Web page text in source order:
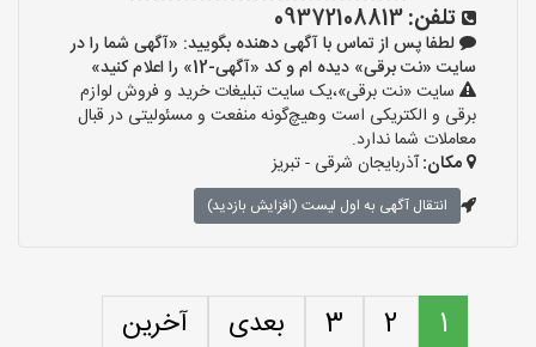
تلفن:09372108813
لطفا پس از تماس با آگهی دهنده بگویید: «آگهی شما را در
سایت «نت برقی» دیده ام و کد «آگهی-12» را اعلام کنید»
سایت «نت برقی»،یک سایت تبلیغات خرید و فروش لوازم
برقی و الکتریکی است وهیچ‌گونه منفعت و مسئولیتی در قبال
معاملات شما ندارد.
مکان:آذربایجان شرقی - تبریز
انتقال آگهی به اول لیست (افزایش بازدید)
1
2
3 بعدی آخرین